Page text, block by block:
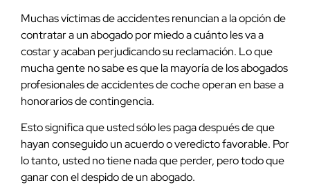
Muchas víctimas de accidentes renuncian a la opción de
contratar a un abogado por miedo a cuánto les va a
costar y acaban perjudicando su reclamación. Lo que
mucha gente no sabe es que la mayoría de los abogados
profesionales de accidentes de coche operan en base a
honorarios de contingencia.
Esto significa que usted sólo les paga después de que
hayan conseguido un acuerdo o veredicto favorable. Por
lo tanto, usted no tiene nada que perder, pero todo que
ganar con el despido de un abogado.